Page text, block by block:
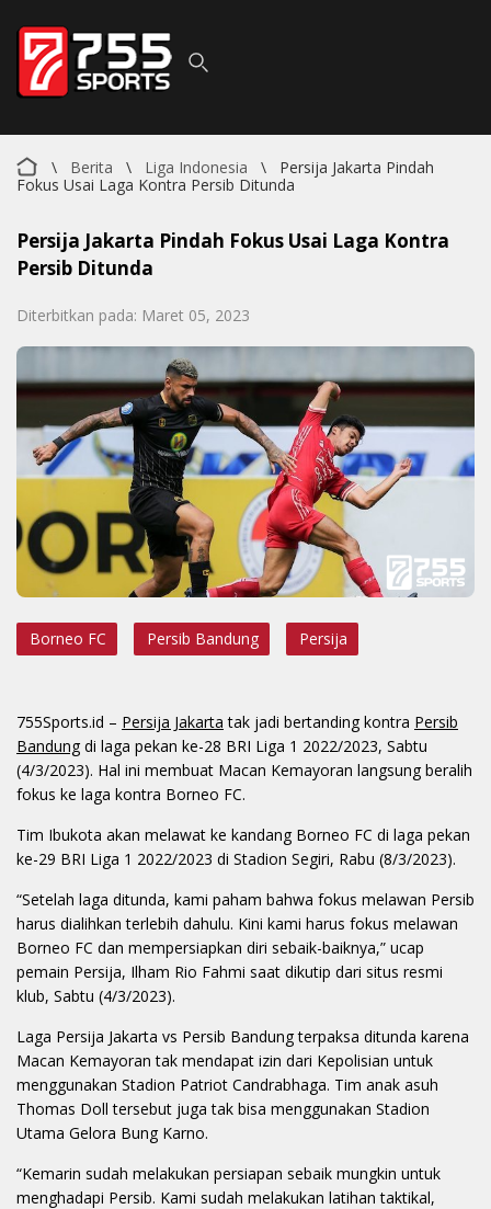
\ Berita \ Liga Indonesia \
Persija Jakarta Pindah
Fokus Usai Laga Kontra Persib Ditunda
Persija Jakarta Pindah Fokus Usai Laga Kontra
Persib Ditunda
Diterbitkan pada: Maret 05, 2023
Borneo FC Persib Bandung Persija
755Sports.id – Persija Jakarta tak jadi bertanding kontra Persib
Bandung di laga pekan ke-28 BRI Liga 1 2022/2023, Sabtu
(4/3/2023). Hal ini membuat Macan Kemayoran langsung beralih
fokus ke laga kontra Borneo FC.
Tim Ibukota akan melawat ke kandang Borneo FC di laga pekan
ke-29 BRI Liga 1 2022/2023 di Stadion Segiri, Rabu (8/3/2023).
“Setelah laga ditunda, kami paham bahwa fokus melawan Persib
harus dialihkan terlebih dahulu. Kini kami harus fokus melawan
Borneo FC dan mempersiapkan diri sebaik-baiknya,” ucap
pemain Persija, Ilham Rio Fahmi saat dikutip dari situs resmi
klub, Sabtu (4/3/2023).
Laga Persija Jakarta vs Persib Bandung terpaksa ditunda karena
Macan Kemayoran tak mendapat izin dari Kepolisian untuk
menggunakan Stadion Patriot Candrabhaga. Tim anak asuh
Thomas Doll tersebut juga tak bisa menggunakan Stadion
Utama Gelora Bung Karno.
“Kemarin sudah melakukan persiapan sebaik mungkin untuk
menghadapi Persib. Kami sudah melakukan latihan taktikal,